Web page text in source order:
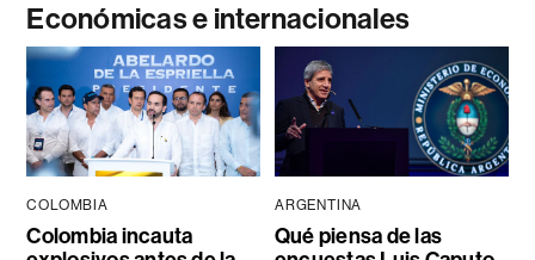
Económicas e internacionales
COLOMBIA
Colombia incauta
ARGENTINA
Qué piensa de las